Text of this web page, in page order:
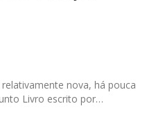
nova, há pouca
Livro escrito por
de forma objetiva,